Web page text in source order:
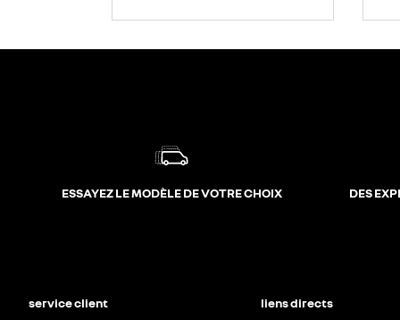
ESSAYEZ LE MODÈLE DE VOTRE CHOIX DES
service client liens directs